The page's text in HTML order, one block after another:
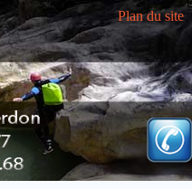
Plan du site